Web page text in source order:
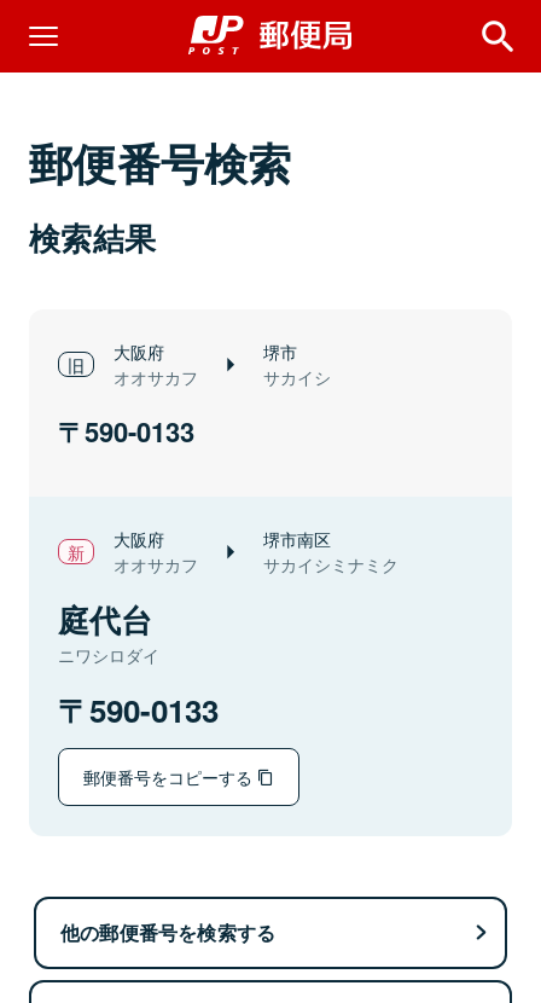
郵便番号検索
検索結果
大阪府
オオサカフ
堺市
サカイシ
590-0133
大阪府
オオサカフ
堺市南区
サカイシミナミク
庭代台
ニワシロダイ
590-0133
郵便番号をコピーする
他の郵便番号を検索する